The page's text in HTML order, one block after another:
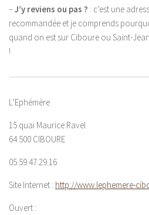
–J’y reviens ou pas ? : c’est une
recommandée et je comprends
quand on est sur Ciboure ou Saint-
!
L’Ephémère
15 quai Maurice Ravel
64 500 CIBOURE
05.59.47.29.16
Site Internet : http://www.lephemere-
Ouvert :